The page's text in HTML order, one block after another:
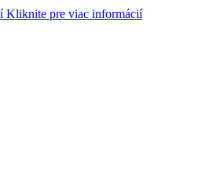
Kliknite pre viac informácií